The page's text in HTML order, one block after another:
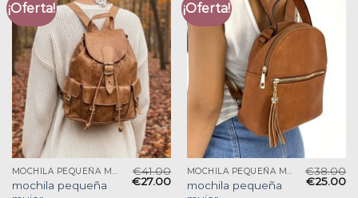
¡Oferta!
MOCHILA PEQUEÑA MUJER
mochila pequeña
€41.00
€27.00
¡Oferta!
MOCHILA PEQUEÑA MUJER
mochila pequeña
€38.00
€25.00